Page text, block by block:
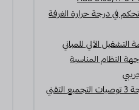
500 وحدة التحكم في درجة حرارة الغرفة
الآلي للمباني
النظام المناسبة
3 توصيات التجميع التقني الحرجة 3 توصيات التجميع التقني